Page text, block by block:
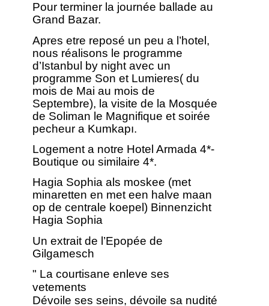
Pour terminer la journée ballade au
Grand Bazar.
Apres etre reposé un peu a l’hotel,
nous réalisons le programme
d’Istanbul by night avec un
programme Son et Lumieres( du
mois de Mai au mois de
Septembre), la visite de la Mosquée
de Soliman le Magnifique et soirée
pecheur a Kumkapı.
Logement a notre Hotel Armada 4*-
Boutique ou similaire 4*.
Hagia Sophia als moskee (met
minaretten en met een halve maan
op de centrale koepel) Binnenzicht
Hagia Sophia
Un extrait de l’Epopée de
Gilgamesch
" La courtisane enleve ses
vetements
Dévoile ses seins, dévoile sa nudité